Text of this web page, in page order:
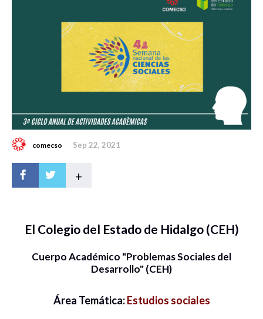
comecso Sep 22, 2021
+
El Colegio del Estado de Hidalgo (CEH)
Cuerpo Académico "Problemas Sociales del
Desarrollo" (CEH)
Área Temática:Estudios sociales